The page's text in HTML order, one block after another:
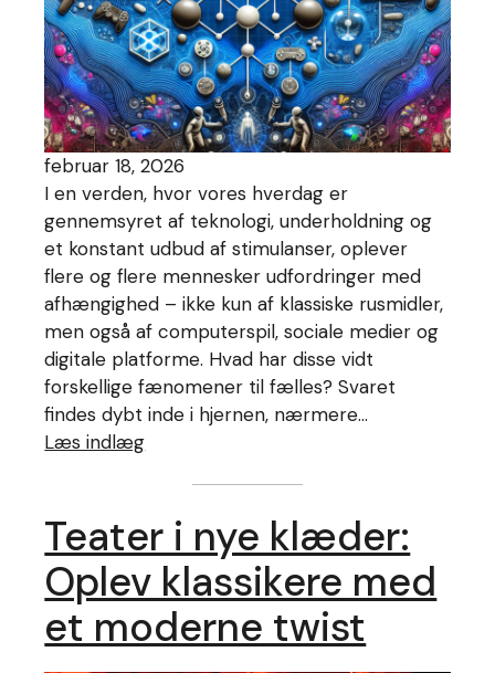
februar 18, 2026
I en verden, hvor vores hverdag er
gennemsyret af teknologi, underholdning og
et konstant udbud af stimulanser, oplever
flere og flere mennesker udfordringer med
afhængighed – ikke kun af klassiske rusmidler,
men også af computerspil, sociale medier og
digitale platforme. Hvad har disse vidt
forskellige fænomener til fælles? Svaret
findes dybt inde i hjernen, nærmere…
Læs indlæg
Teater i nye klæder:
Oplev klassikere med
et moderne twist